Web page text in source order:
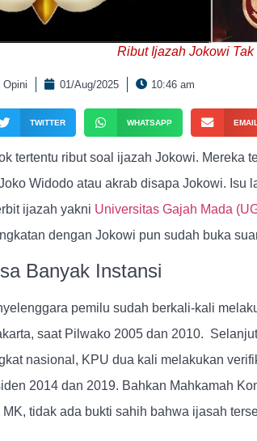
Ribut Ijazah Jokowi Tak
Opini 01/Aug/2025 10:46 am
TWITTER WHATSAPP EMAIL
tertentu ribut soal ijazah Jokowi. Mereka
Widodo atau akrab disapa Jokowi. Isu
ijazah yakni Universitas Gajah Mada
dengan Jokowi pun sudah buka
Banyak Instansi
pemilu sudah berkali-kali
saat Pilwako 2005 dan 2010.
nasional, KPU dua kali melakukan
2014 dan 2019. Bahkan Mahkamah
tidak ada bukti sahih bahwa ijasah